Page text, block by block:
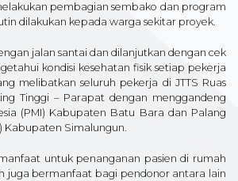
pembagian sembako dan program
dilakukan kepada warga sekitar proyek.
jalan santai dan dilanjutkan dengan cek
kondisi kesehatan fisik setiap pekerja
melibatkan seluruh pekerja di JTTS Ruas
Tinggi – Parapat dengan menggandeng
(PMI) Kabupaten Batu Bara dan Palang
Kabupaten Simalungun.
untuk penanganan pasien di rumah
juga bermanfaat bagi pendonor antara lain